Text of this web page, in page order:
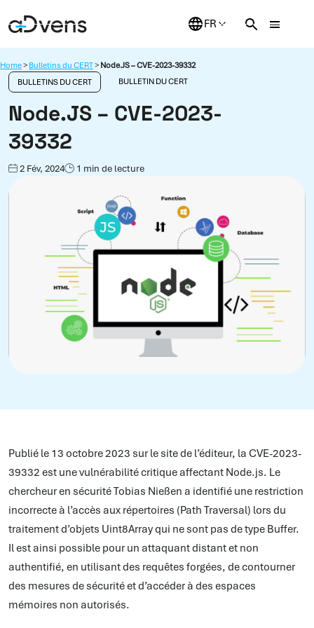
au
Home> Bulletins du CERT> Node.JS – CVE-2023-39332
BULLETINS DU CERT
BULLETIN DU CERT
Node.JS – CVE-2023-
39332
2 Fév, 2024 1 min de lecture
Publié le 13 octobre 2023 sur le site de l’éditeur, la CVE-2023-
39332 est une vulnérabilité critique affectant Node.js. Le
chercheur en sécurité Tobias Nießen a identifié une restriction
incorrecte à l’accès aux répertoires (Path Traversal) lors du
traitement d’objets Uint8Array qui ne sont pas de type Buffer.
Il est ainsi possible pour un attaquant distant et non
authentifié, en utilisant des requêtes forgées, de contourner
des mesures de sécurité et d’accéder à des espaces
mémoires non autorisés.